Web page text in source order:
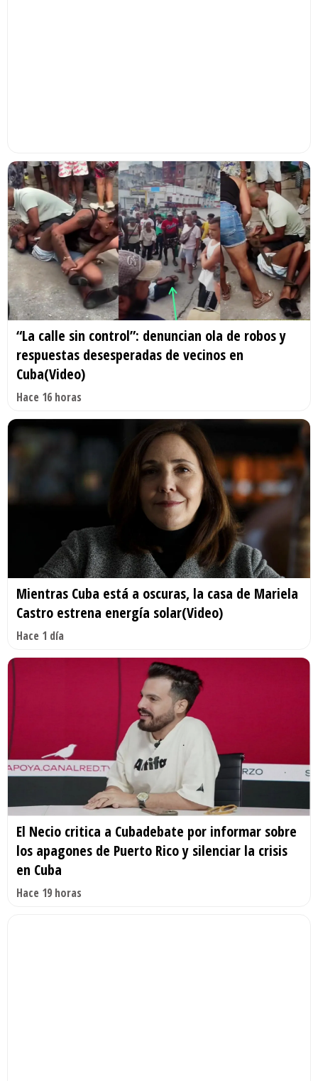
“La calle sin control”: denuncian ola de robos y
respuestas desesperadas de vecinos en
Cuba(Video)
Hace 16 horas
Mientras Cuba está a oscuras, la casa de Mariela
Castro estrena energía solar(Video)
Hace 1 día
El Necio critica a Cubadebate por informar sobre
los apagones de Puerto Rico y silenciar la crisis
en Cuba
Hace 19 horas